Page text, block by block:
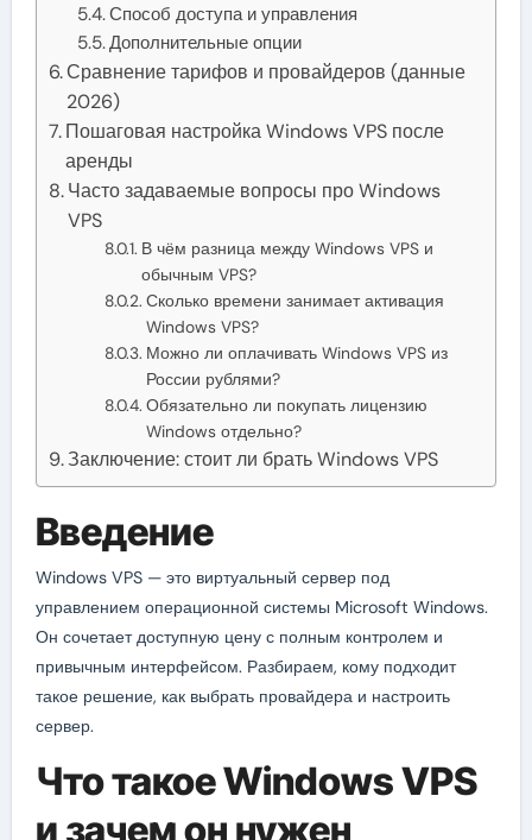
Способ доступа и управления
Дополнительные опции
Сравнение тарифов и провайдеров (данные
2026)
Пошаговая настройка Windows VPS после
аренды
Часто задаваемые вопросы про Windows
VPS
В чём разница между Windows VPS и
обычным VPS?
Сколько времени занимает активация
Windows VPS?
Можно ли оплачивать Windows VPS из
России рублями?
Обязательно ли покупать лицензию
Windows отдельно?
Заключение: стоит ли брать Windows VPS
Введение
Windows VPS — это виртуальный сервер под
управлением операционной системы Microsoft Windows.
Он сочетает доступную цену с полным контролем и
привычным интерфейсом. Разбираем, кому подходит
такое решение, как выбрать провайдера и настроить
сервер.
Что такое Windows VPS
и зачем он нужен